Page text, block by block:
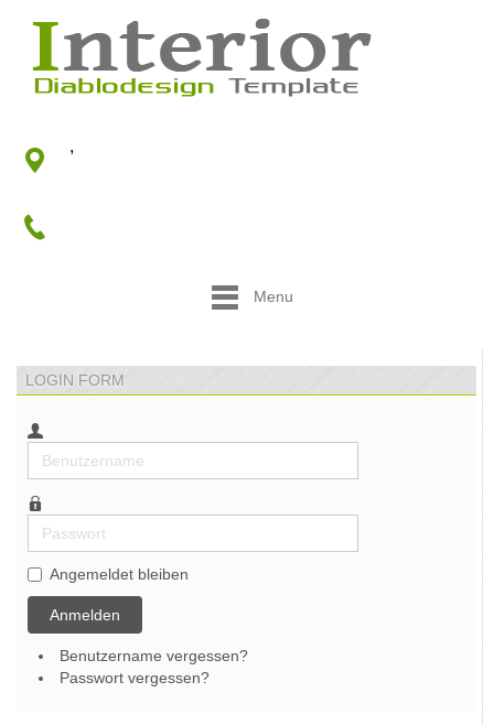
,
Menu
LOGIN FORM
Benutzername
Passwort
Angemeldet bleiben
Anmelden
Benutzername vergessen?
Passwort vergessen?